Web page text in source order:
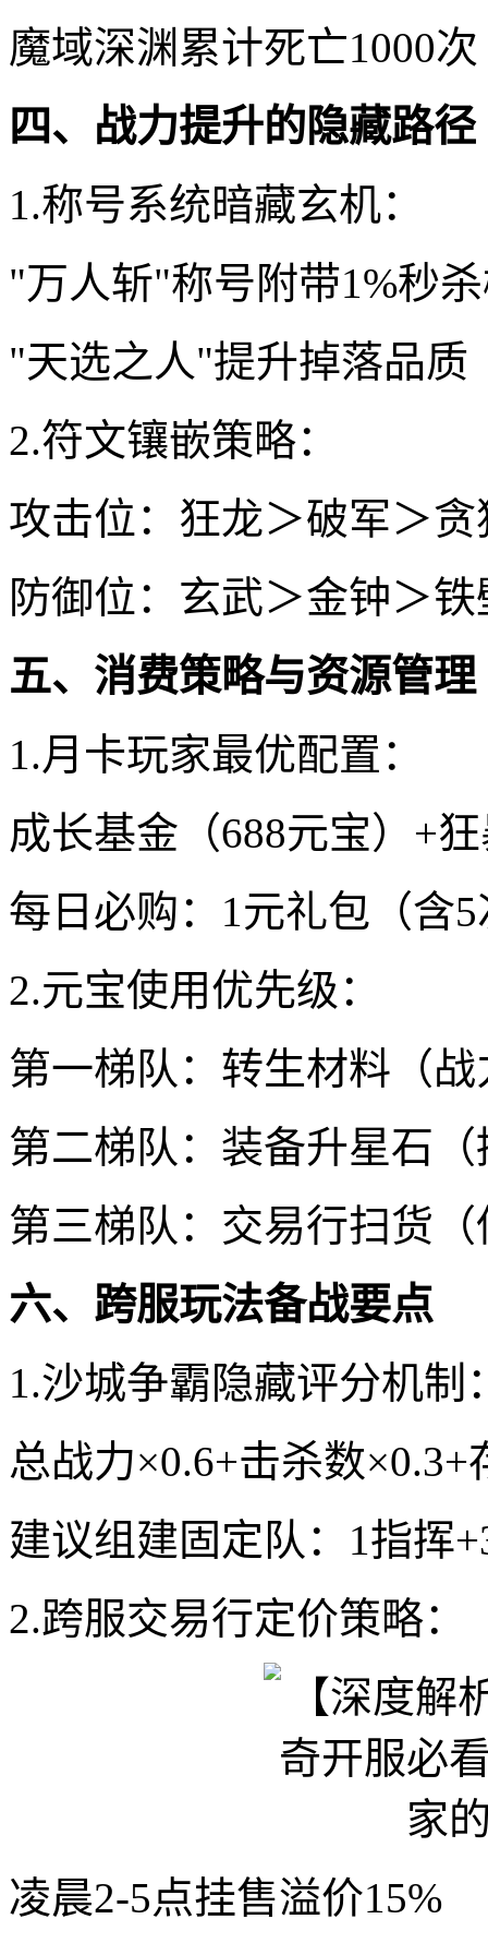
魔域深渊累计死亡1000次
四、战力提升的隐藏路径
1.称号系统暗藏玄机：
"万人斩"称号附带1%秒
"天选之人"提升掉落品质
2.符文镶嵌策略：
攻击位：狂龙＞破军＞贪
防御位：玄武＞金钟＞铁
五、消费策略与资源管理
1.月卡玩家最优配置：
成长基金（688元宝）+
每日必购：1元礼包（含
2.元宝使用优先级：
第一梯队：转生材料（战
第二梯队：装备升星石
第三梯队：交易行扫货
六、跨服玩法备战要点
1.沙城争霸隐藏评分机制
总战力×0.6+击杀数×0.3+
建议组建固定队：1指挥
2.跨服交易行定价策略：
凌晨2-5点挂售溢价15%